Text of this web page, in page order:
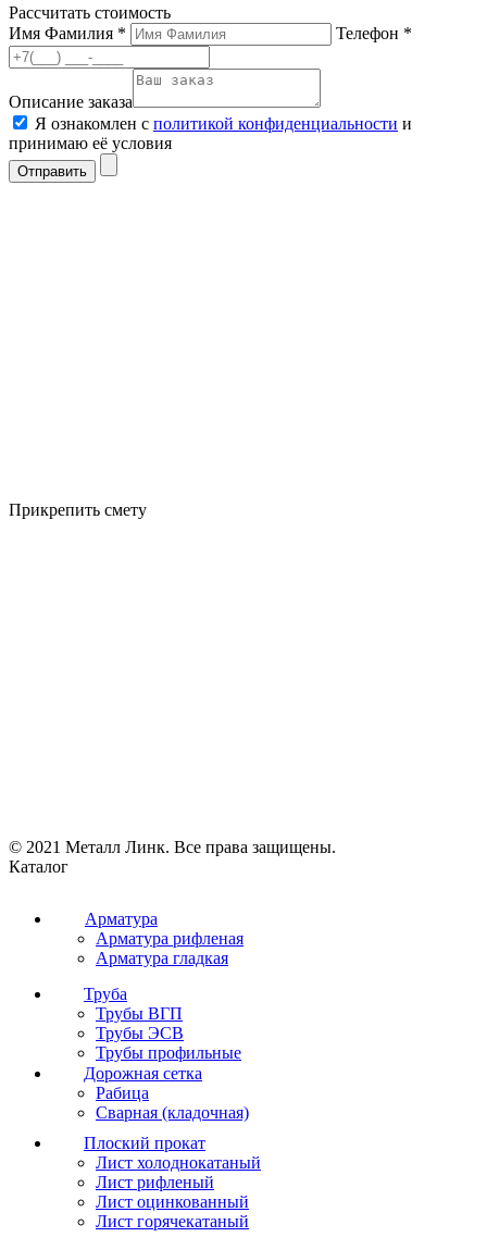
Рассчитать стоимость
Имя Фамилия *
Телефон *
Описание заказа
Я ознакомлен с политикой конфиденциальности и
принимаю её условия
Отправить
Прикрепить смету
© 2021 Металл Линк. Все права защищены.
Каталог
Арматура
Арматура рифленая
Арматура гладкая
Труба
Трубы ВГП
Трубы ЭСВ
Трубы профильные
Дорожная сетка
Рабица
Сварная (кладочная)
Плоский прокат
Лист холоднокатаный
Лист рифленый
Лист оцинкованный
Лист горячекатаный